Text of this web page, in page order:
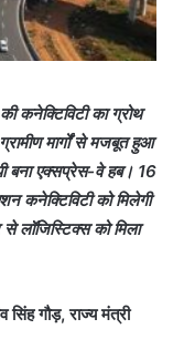
कनेक्टिविटी का ग्रोथ
मार्गों से मजबूत हुआ
बना एक्सप्रेस-वे हब। 16
कनेक्टिविटी को मिलेगी
लॉजिस्टिक्स को मिला
गौड़, राज्य मंत्री